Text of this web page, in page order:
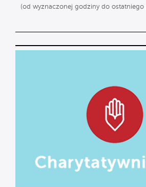
(od wyznaczonej godziny do ostatniego